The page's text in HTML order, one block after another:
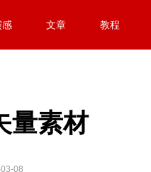
感 文章 教程
量素材
08